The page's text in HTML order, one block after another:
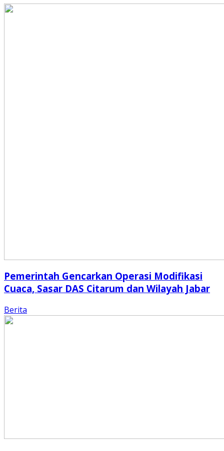
Pemerintah Gencarkan Operasi Modifikasi
Cuaca, Sasar DAS Citarum dan Wilayah Jabar
Berita